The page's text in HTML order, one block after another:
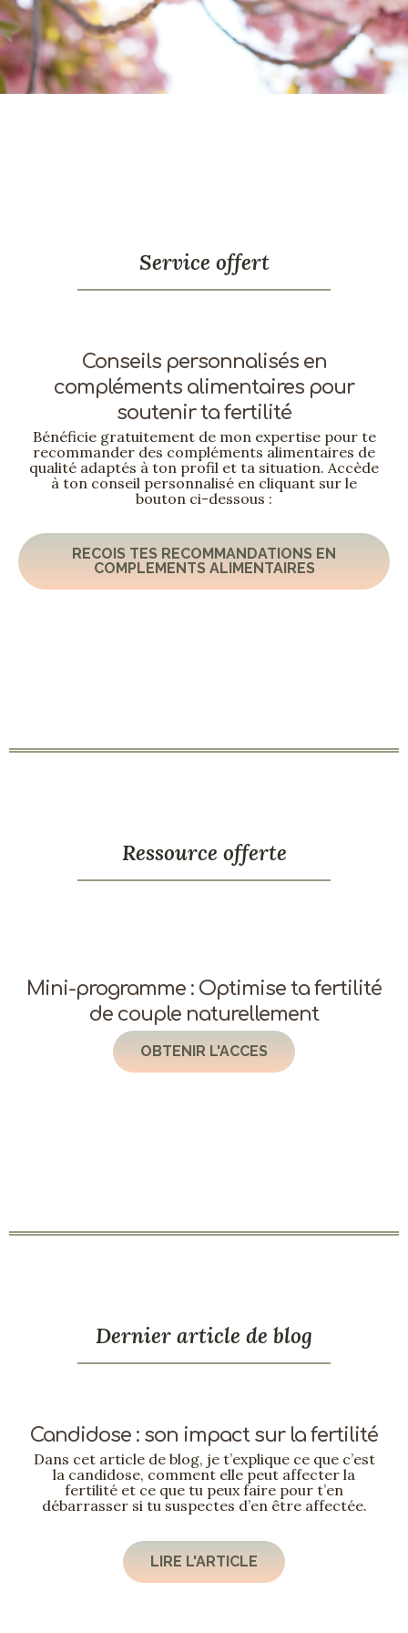
Service offert
Conseils personnalisés en
compléments alimentaires pour
soutenir ta fertilité
Bénéficie gratuitement de mon expertise pour te
recommander des compléments alimentaires de
qualité adaptés à ton profil et ta situation. Accède
à ton conseil personnalisé en cliquant sur le
bouton ci-dessous :
RECOIS TES RECOMMANDATIONS EN
COMPLEMENTS ALIMENTAIRES
Ressource offerte
Mini-programme : Optimise ta fertilité
de couple naturellement
OBTENIR L'ACCES
Dernier article de blog
Candidose : son impact sur la fertilité
Dans cet article de blog, je t’explique ce que c’est
la candidose, comment elle peut affecter la
fertilité et ce que tu peux faire pour t’en
débarrasser si tu suspectes d’en être affectée.
LIRE L'ARTICLE